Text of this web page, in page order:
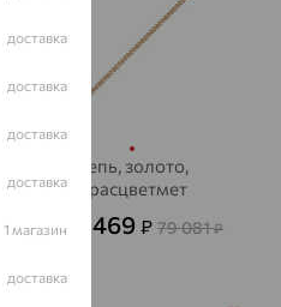
Цепь, золото,
Красцветмет
от 28 469₽ 79 081₽
доставка
доставка
доставка
доставка
1 магазин
доставка